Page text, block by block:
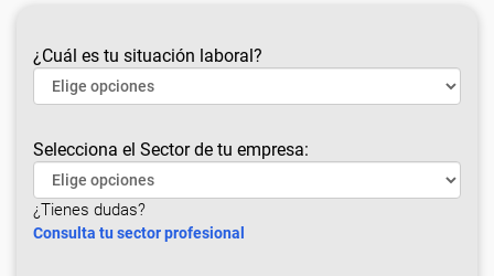
¿Cuál es tu situación laboral?
Selecciona el Sector de tu empresa:
¿Tienes dudas?
Consulta tu sector profesional